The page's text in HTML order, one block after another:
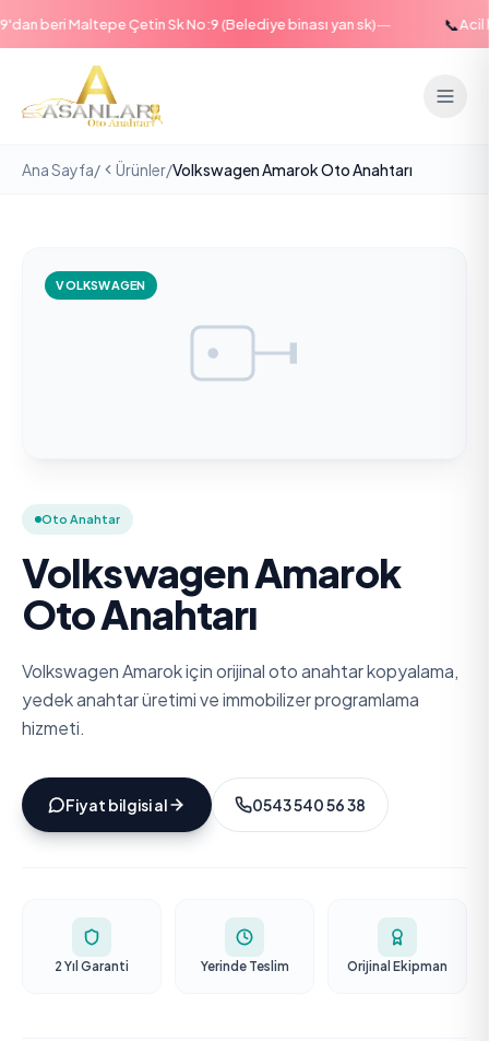
beri Maltepe Çetin Sk No:9 (Belediye binası yan sk)— Acil
Ana Sayfa/ Ürünler/Volkswagen Amarok Oto Anahtarı
VOLKSWAGEN
Oto Anahtar
Volkswagen Amarok
Oto Anahtarı
Volkswagen Amarok için orijinal oto anahtar kopyalama,
yedek anahtar üretimi ve immobilizer programlama
hizmeti.
Fiyat bilgisi al 0543 540 56 38
2 Yıl Garanti Yerinde Teslim Orijinal Ekipman